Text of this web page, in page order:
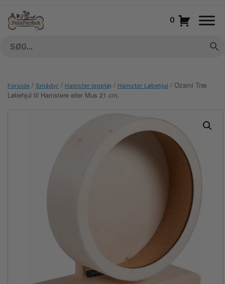
indhold
0
Forside / Smådyr / Hamster legetøj / Hamster Løbehjul / Ozami Træ
Løbehjul til Hamstere eller Mus 21 cm.